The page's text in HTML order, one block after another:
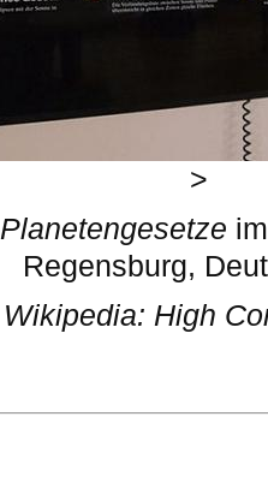
>
Planetengesetze
Regensburg,
Wikipedia: High